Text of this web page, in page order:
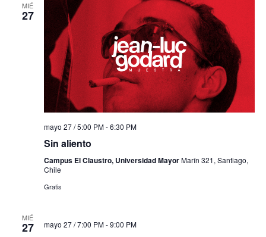
MIÉ
27
mayo 27 / 5:00 PM-6:30 PM
Sin aliento
Campus El Claustro, Universidad MayorMarín 321, Santiago,
Chile
Gratis
MIÉ
27 mayo 27 / 7:00 PM-9:00 PM